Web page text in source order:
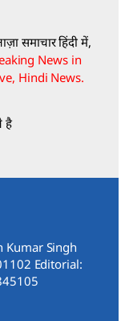
समाचार हिंदी में,
News in
Hindi News.
है
Kumar Singh
Editorial: